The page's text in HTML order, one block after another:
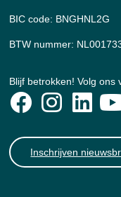
BIC code: BNGHNL2G
BTW nummer:
Blijf betrokken! Volg ons
Inschrijven